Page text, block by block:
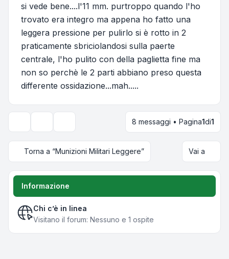
si vede bene....l'11 mm. purtroppo quando l'ho
trovato era integro ma appena ho fatto una
leggera pressione per pulirlo si è rotto in 2
praticamente sbriciolandosi sulla paerte
centrale, l'ho pulito con della paglietta fine ma
non so perchè le 2 parti abbiano preso questa
differente ossidazione...mah.....
Opzioni di visualizzazione e ordinamento
8 messaggi • Pagina1di1
Torna a “Munizioni Militari Leggere” Vai a
Informazione
Chi c’è in linea
Visitano il forum: Nessuno e 1 ospite